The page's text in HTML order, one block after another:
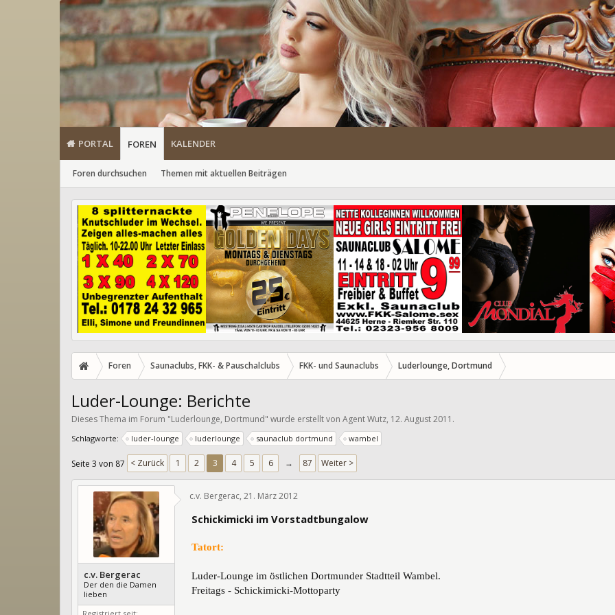
PORTAL FOREN
Foren durchsuchen Themen mit aktuellen Beiträgen
KALENDER
Foren Saunaclubs, FKK- & Pauschalclubs FKK- und Saunaclubs Luderlounge, Dortmund
Luder-Lounge: Berichte
Dieses Thema im Forum "Luderlounge, Dortmund" wurde erstellt von Agent Wutz, 12. August 2011 .
Schlagworte: luder-lounge luderlounge saunaclub dortmund wambel
Seite 3 von 87 < Zurück 1 2 3 4 5 6 → 87 Weiter >
c.v. Bergerac
Der den die Damen
lieben
c.v. Bergerac, 21. März 2012
Schickimicki im Vorstadtbungalow
Tatort:
Luder-Lounge im östlichen Dortmunder Stadtteil Wambel.
Freitags - Schickimicki-Mottoparty